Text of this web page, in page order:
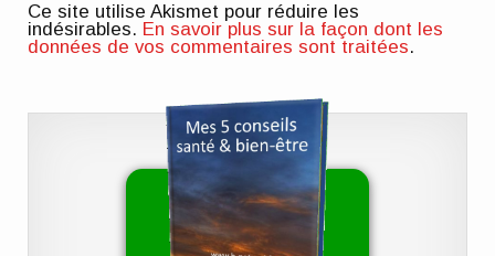
Ce site utilise Akismet pour réduire les
indésirables. En savoir plus sur la façon dont les
données de vos commentaires sont traitées.